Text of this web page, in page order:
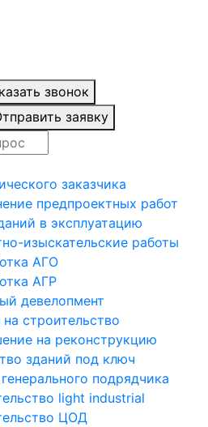
звонок
заявку
заказчика
предпроектных работ
в эксплуатацию
изыскательские работы
АГО
АГР
девелопмент
строительство
на реконструкцию
зданий под ключ
подрядчика
light industrial
ЦОД